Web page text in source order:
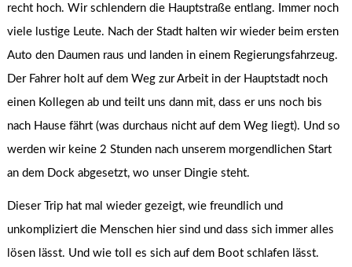
recht hoch. Wir schlendern die Hauptstraße entlang. Immer noch
viele lustige Leute. Nach der Stadt halten wir wieder beim ersten
Auto den Daumen raus und landen in einem Regierungsfahrzeug.
Der Fahrer holt auf dem Weg zur Arbeit in der Hauptstadt noch
einen Kollegen ab und teilt uns dann mit, dass er uns noch bis
nach Hause fährt (was durchaus nicht auf dem Weg liegt). Und so
werden wir keine 2 Stunden nach unserem morgendlichen Start
an dem Dock abgesetzt, wo unser Dingie steht.
Dieser Trip hat mal wieder gezeigt, wie freundlich und
unkompliziert die Menschen hier sind und dass sich immer alles
lösen lässt. Und wie toll es sich auf dem Boot schlafen lässt.